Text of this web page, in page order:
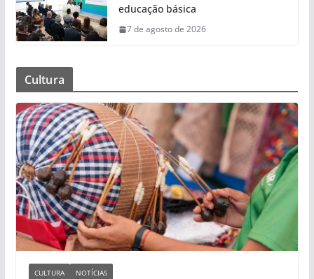
educação básica
7 de agosto de 2026
Cultura
CULTURA NOTÍCIAS